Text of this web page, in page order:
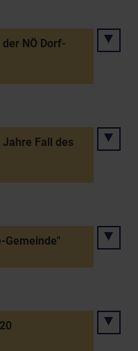
NÖ Dorf-
Fall des
Gemeinde"